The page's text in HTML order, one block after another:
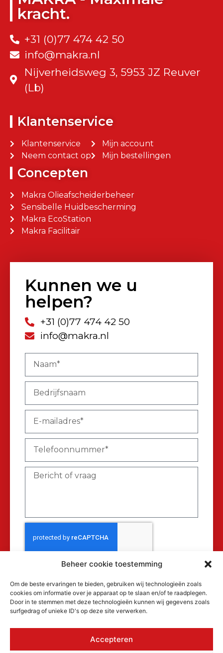
Beheer cookie toestemming
Om de beste ervaringen te bieden, gebruiken wij technologieën zoals
cookies om informatie over je apparaat op te slaan en/of te raadplegen.
Door in te stemmen met deze technologieën kunnen wij gegevens zoals
surfgedrag of unieke ID's op deze site verwerken.
Accepteren
kracht.
+31 (0)77 474 42 50
info@makra.nl
Nijverheidsweg 3, 5953 JZ Reuver
(Lb)
Klantenservice
Klantenservice
Neem contact op
Mijn account
Mijn bestellingen
Concepten
Makra Olieafscheiderbeheer
Sensibelle Huidbescherming
Makra EcoStation
Makra Facilitair
Kunnen we u
helpen?
+31 (0)77 474 42 50
info@makra.nl
Verzenden